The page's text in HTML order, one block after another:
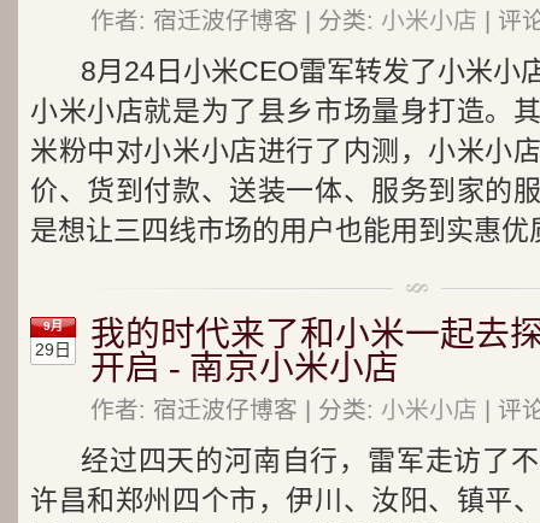
作者: 宿迁波仔博客 | 分类: 小米小店 | 评
8月24日小米CEO雷军转发了小米小
小米小店就是为了县乡市场量身打造。
米粉中对小米小店进行了内测，小米小
价、货到付款、送装一体、服务到家的
是想让三四线市场的用户也能用到实惠优
9月
29日
我的时代来了和小米一起去
开启 - 南京小米小店
作者: 宿迁波仔博客 | 分类: 小米小店 | 评
经过四天的河南自行，雷军走访了
许昌和郑州四个市，伊川、汝阳、镇平